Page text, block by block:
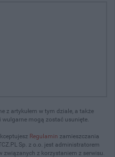
z artykułem w tym dziale, a także
wulgarne mogą zostać usunięte.
Regulamin zamieszczania
Sp. z o.o. jest administratorem
z korzystaniem z serwisu.